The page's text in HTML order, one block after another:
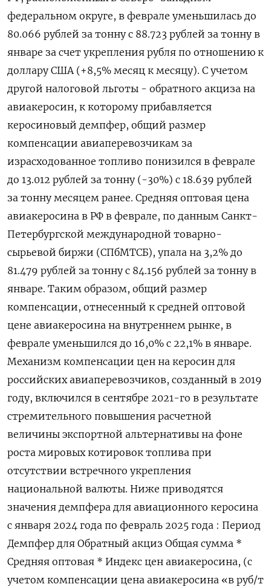
федеральном округе, в феврале уменьшилась до
80.066 рублей за тонну с 88.723 рублей за тонну в
январе за счет укрепления рубля по отношению к
доллару США (+8,5% месяц к месяцу). С учетом
другой налоговой льготы - обратного акциза на
авиакеросин, к которому прибавляется
керосиновый демпфер, общий размер
компенсации авиаперевозчикам за
израсходованное топливо понизился в феврале
до 13.012 рублей за тонну (-30%) с 18.639 рублей
за тонну месяцем ранее. Средняя оптовая цена
авиакеросина в РФ в феврале, по данным Санкт-
Петербургской международной товарно-
сырьевой биржи (СПбМТСБ), упала на 3,2% до
81.479 рублей за тонну с 84.156 рублей за тонну в
январе. Таким образом, общий размер
компенсации, отнесенный к средней оптовой
цене авиакеросина на внутреннем рынке, в
феврале уменьшился до 16,0% с 22,1% в январе.
Механизм компенсации цен на керосин для
российских авиаперевозчиков, созданный в 2019
году, включился в сентябре 2021-го в результате
стремительного повышения расчетной
величины экспортной альтернативы на фоне
роста мировых котировок топлива при
отсутствии встречного укрепления
национальной валюты. Ниже приводятся
значения демпфера для авиационного керосина
с января 2024 года по февраль 2025 года : Период
Демпфер для Обратный акциз Общая сумма *
Средняя оптовая * Индекс цен авиакеросина, (с
учетом компенсации цена авиакеросина «в руб/т